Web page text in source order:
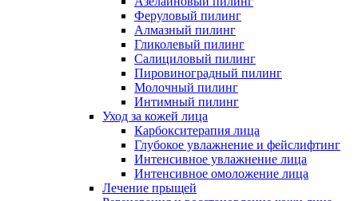
Феруловый пилинг
Алмазный пилинг
Гликолевый пилинг
Салициловый пилинг
Пировиноградный пилинг
Молочный пилинг
Интимный пилинг
Уход за кожей лица
Карбокситерапия лица
Глубокое увлажнение и фейслифтинг
Интенсивное увлажнение лица
Интенсивное омоложение лица
Лечение прыщей